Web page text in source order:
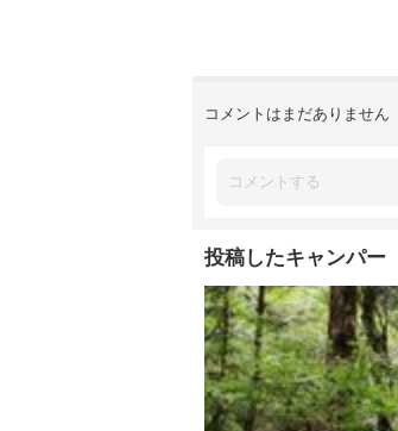
コメントはまだありません
投稿したキャンパー